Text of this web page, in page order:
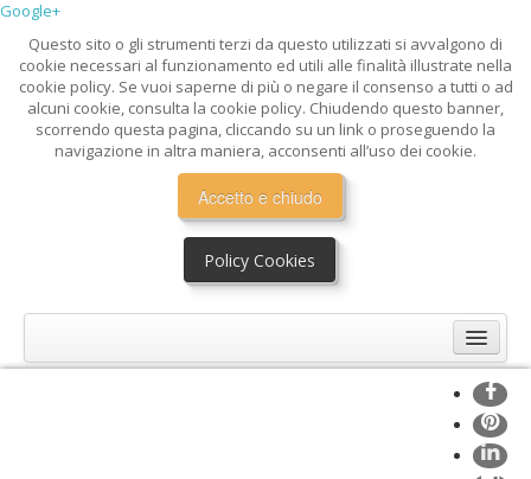
Google+
Questo sito o gli strumenti terzi da questo utilizzati si avvalgono di
cookie necessari al funzionamento ed utili alle finalità illustrate nella
cookie policy. Se vuoi saperne di più o negare il consenso a tutti o ad
alcuni cookie, consulta la cookie policy. Chiudendo questo banner,
scorrendo questa pagina, cliccando su un link o proseguendo la
navigazione in altra maniera, acconsenti all’uso dei cookie.
Accetto e chiudo
Policy Cookies
Home